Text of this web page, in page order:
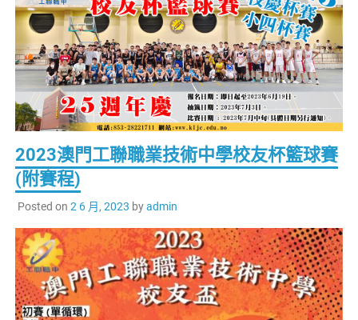
2023澳門工聯職業技術中學校友杯籃球賽
(附賽程)
Posted on 2 6 月, 2023 byadmin